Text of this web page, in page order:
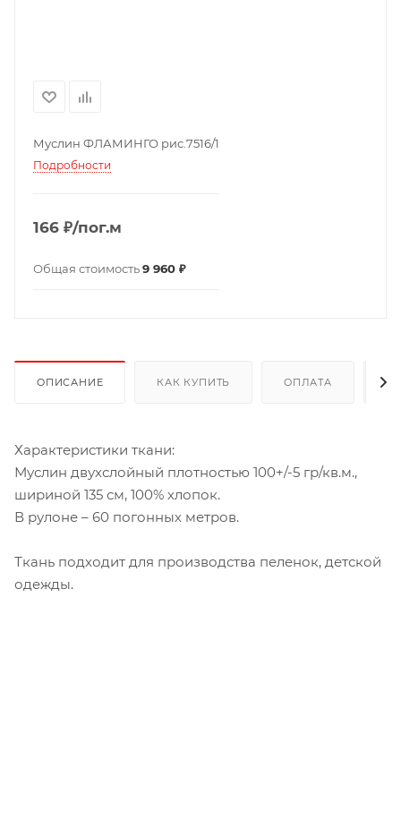
Муслин ФЛАМИНГО рис.7516/1
Подробности
166 ₽/пог.м
Общая стоимость9 960 ₽
ОПИСАНИЕ КАК КУПИТЬ ОПЛАТА
Характеристики ткани:
Муслин двухслойный плотностью 100+/-5 гр/кв.м.,
шириной 135 см, 100% хлопок.
В рулоне – 60 погонных метров.
Ткань подходит для производства пеленок, детской
одежды.